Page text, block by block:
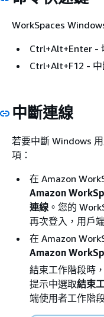
WorkSpaces
Ctrl+Alt+Enter -
Ctrl+Alt+F12 -
中斷連線
若要中斷 Windows
項：
在 Amazon
Amazon
連線 。您的
再次登入，用戶
在 Amazon
Amazon
結束工作階段時
提示中選取結束
端使用者工作階